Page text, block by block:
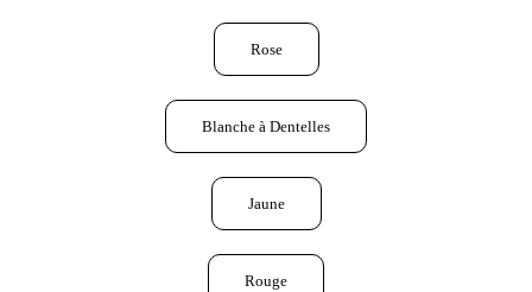
Rose
Blanche à Dentelles
Jaune
Rouge